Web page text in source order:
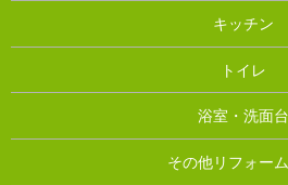
キッチン
トイレ
浴室・洗面台
その他リフォー